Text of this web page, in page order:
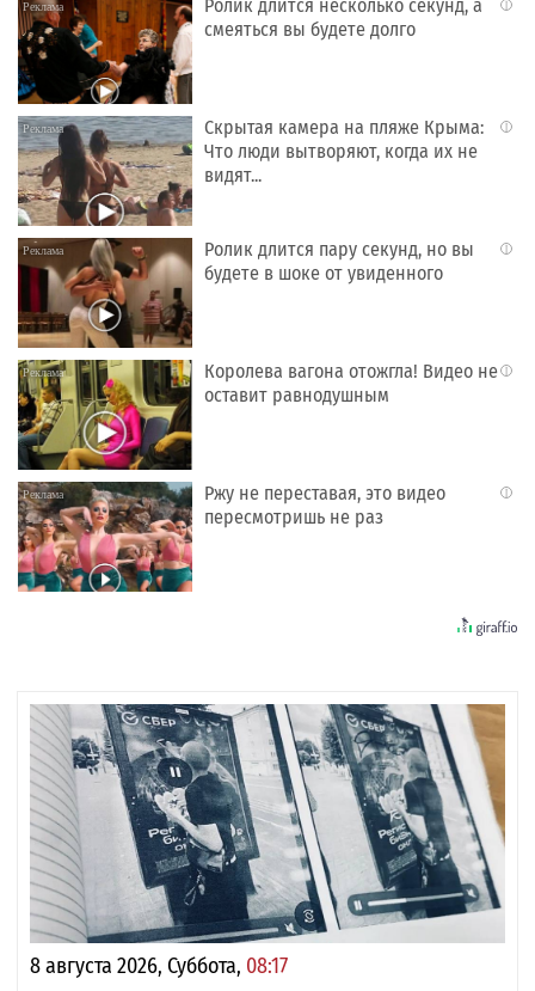
i
Ролик длится несколько секунд, а
смеяться вы будете долго
i
Скрытая камера на пляже Крыма:
Что люди вытворяют, когда их не
видят...
i
Ролик длится пару секунд, но вы
будете в шоке от увиденного
i
Королева вагона отожгла! Видео не
оставит равнодушным
i
Ржу не переставая, это видео
пересмотришь не раз
8 августа 2026, Суббота, 08:17